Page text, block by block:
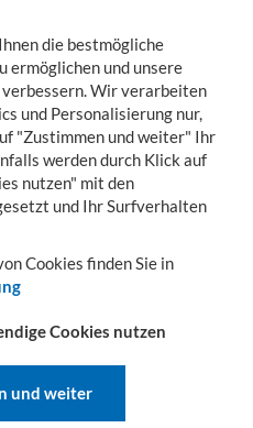
KONTO WARENKORB
Ballwagen
und Verein
die bestmögliche
ermöglichen und unsere
Wir verarbeiten
und Personalisierung nur,
"Zustimmen und weiter" Ihr
werden durch Klick auf
nutzen" mit den
und Ihr Surfverhalten
Cookies finden Sie in
Cookies nutzen
und weiter